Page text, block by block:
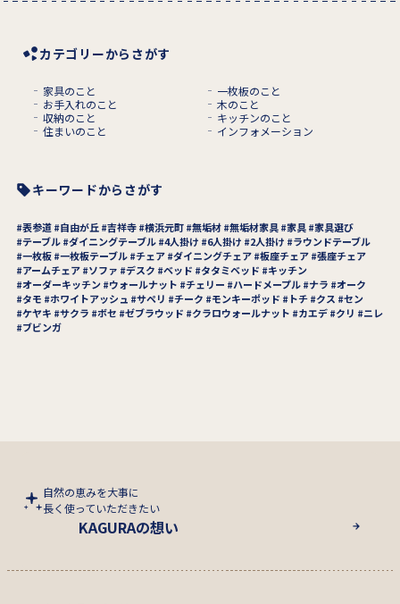
カテゴリーからさがす
家具のこと
一枚板のこと
お手入れのこと
木のこと
収納のこと
キッチンのこと
住まいのこと
インフォメーション
キーワードからさがす
表参道 自由が丘 吉祥寺 横浜元町 無垢材 無垢材家具 家具 家具選び
テーブル ダイニングテーブル 4人掛け 6人掛け 2人掛け
ラウンドテーブル
一枚板 一枚板テーブル チェア ダイニングチェア 板座チェア 張座チェア
アームチェア
ソファ デスク ベッド タタミベッド
キッチン
オーダーキッチン
ウォールナット チェリー ハードメープル ナラ
オーク
タモ
ホワイトアッシュ サペリ チーク モンキーポッド トチ クス
セン
ケヤキ
サクラ ボセ ゼブラウッド クラロウォールナット カエデ クリ
ニレ
ブビンガ
自然の恵みを大事に
長く使っていただきたい
KAGURAの想い